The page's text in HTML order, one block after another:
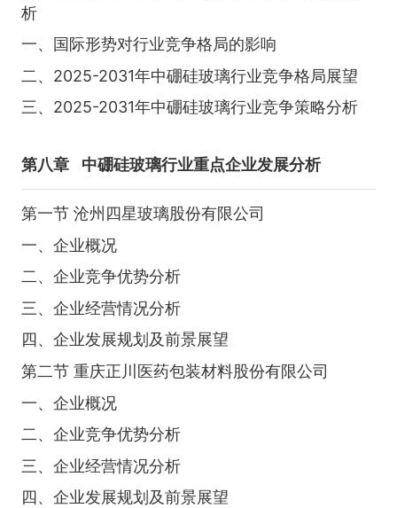
析
一、国际形势对行业竞争格局的影响
二、2025-2031年中硼硅玻璃行业竞争格局展望
三、2025-2031年中硼硅玻璃行业竞争策略分析
第八章 中硼硅玻璃行业重点企业发展分析
第一节 沧州四星玻璃股份有限公司
一、企业概况
二、企业竞争优势分析
三、企业经营情况分析
四、企业发展规划及前景展望
第二节 重庆正川医药包装材料股份有限公司
一、企业概况
二、企业竞争优势分析
三、企业经营情况分析
四、企业发展规划及前景展望